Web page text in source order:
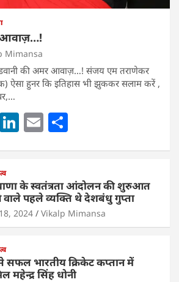
आवाज़…!
Mimansa
की अमर आवाज़…! संजय एम तराणेकर
ऐसा हुनर कि इतिहास भी झुककर सलाम करें ,
T Li
e
dI
n
E
l e
के स्वतंत्रता आंदोलन की शुरुआत
पहले व्यक्ति थे देशबंधु गुप्ता
2024 Vikalp Mimansa
भारतीय क्रिकेट कप्तान में
महेन्द्र सिंह धोनी